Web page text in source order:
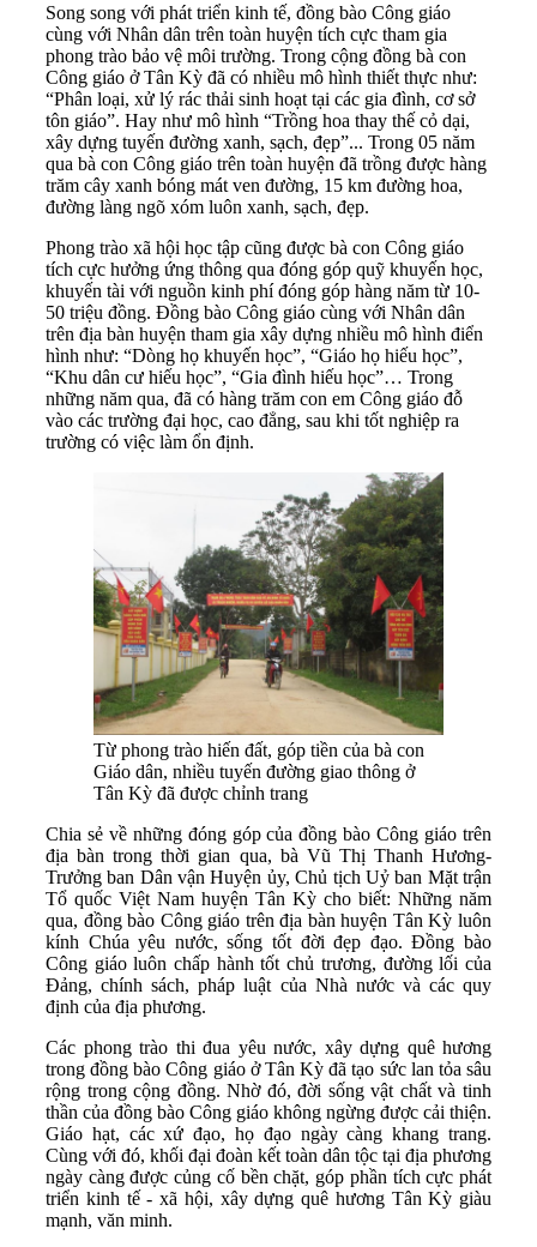
Song song với phát triển kinh tế, đồng bào Công giáo
cùng với Nhân dân trên toàn huyện tích cực tham gia
phong trào bảo vệ môi trường. Trong cộng đồng bà con
Công giáo ở Tân Kỳ đã có nhiều mô hình thiết thực như:
“Phân loại, xử lý rác thải sinh hoạt tại các gia đình, cơ sở
tôn giáo”. Hay như mô hình “Trồng hoa thay thế cỏ dại,
xây dựng tuyến đường xanh, sạch, đẹp”... Trong 05 năm
qua bà con Công giáo trên toàn huyện đã trồng được hàng
trăm cây xanh bóng mát ven đường, 15 km đường hoa,
đường làng ngõ xóm luôn xanh, sạch, đẹp.
Phong trào xã hội học tập cũng được bà con Công giáo
tích cực hưởng ứng thông qua đóng góp quỹ khuyến học,
khuyến tài với nguồn kinh phí đóng góp hàng năm từ 10-
50 triệu đồng. Đồng bào Công giáo cùng với Nhân dân
trên địa bàn huyện tham gia xây dựng nhiều mô hình điển
hình như: “Dòng họ khuyến học”, “Giáo họ hiếu học”,
“Khu dân cư hiếu học”, “Gia đình hiếu học”… Trong
những năm qua, đã có hàng trăm con em Công giáo đỗ
vào các trường đại học, cao đẳng, sau khi tốt nghiệp ra
trường có việc làm ổn định.
Từ phong trào hiến đất, góp tiền của bà con
Giáo dân, nhiều tuyến đường giao thông ở
Tân Kỳ đã được chỉnh trang
Chia sẻ về những đóng góp của đồng bào Công giáo trên
địa bàn trong thời gian qua, bà Vũ Thị Thanh Hương-
Trưởng ban Dân vận Huyện ủy, Chủ tịch Uỷ ban Mặt trận
Tổ quốc Việt Nam huyện Tân Kỳ cho biết: Những năm
qua, đồng bào Công giáo trên địa bàn huyện Tân Kỳ luôn
kính Chúa yêu nước, sống tốt đời đẹp đạo. Đồng bào
Công giáo luôn chấp hành tốt chủ trương, đường lối của
Đảng, chính sách, pháp luật của Nhà nước và các quy
định của địa phương.
Các phong trào thi đua yêu nước, xây dựng quê hương
trong đồng bào Công giáo ở Tân Kỳ đã tạo sức lan tỏa sâu
rộng trong cộng đồng. Nhờ đó, đời sống vật chất và tinh
thần của đồng bào Công giáo không ngừng được cải thiện.
Giáo hạt, các xứ đạo, họ đạo ngày càng khang trang.
Cùng với đó, khối đại đoàn kết toàn dân tộc tại địa phương
ngày càng được củng cố bền chặt, góp phần tích cực phát
triển kinh tế - xã hội, xây dựng quê hương Tân Kỳ giàu
mạnh, văn minh.